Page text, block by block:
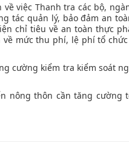
việc Thanh tra các bộ,
tác quản lý, bảo đảm an
chỉ tiêu về an toàn thực
mức thu phí, lệ phí tổ
cường kiểm tra kiểm soát
nông thôn cần tăng cường